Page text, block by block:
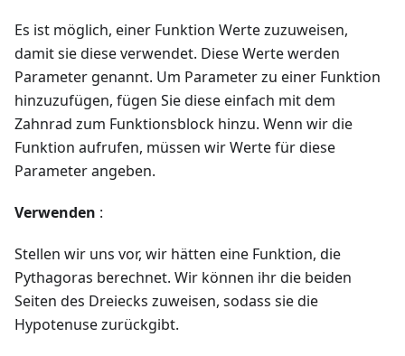
Es ist möglich, einer Funktion Werte zuzuweisen,
damit sie diese verwendet. Diese Werte werden
Parameter genannt. Um Parameter zu einer Funktion
hinzuzufügen, fügen Sie diese einfach mit dem
Zahnrad zum Funktionsblock hinzu. Wenn wir die
Funktion aufrufen, müssen wir Werte für diese
Parameter angeben.
Verwenden :
Stellen wir uns vor, wir hätten eine Funktion, die
Pythagoras berechnet. Wir können ihr die beiden
Seiten des Dreiecks zuweisen, sodass sie die
Hypotenuse zurückgibt.